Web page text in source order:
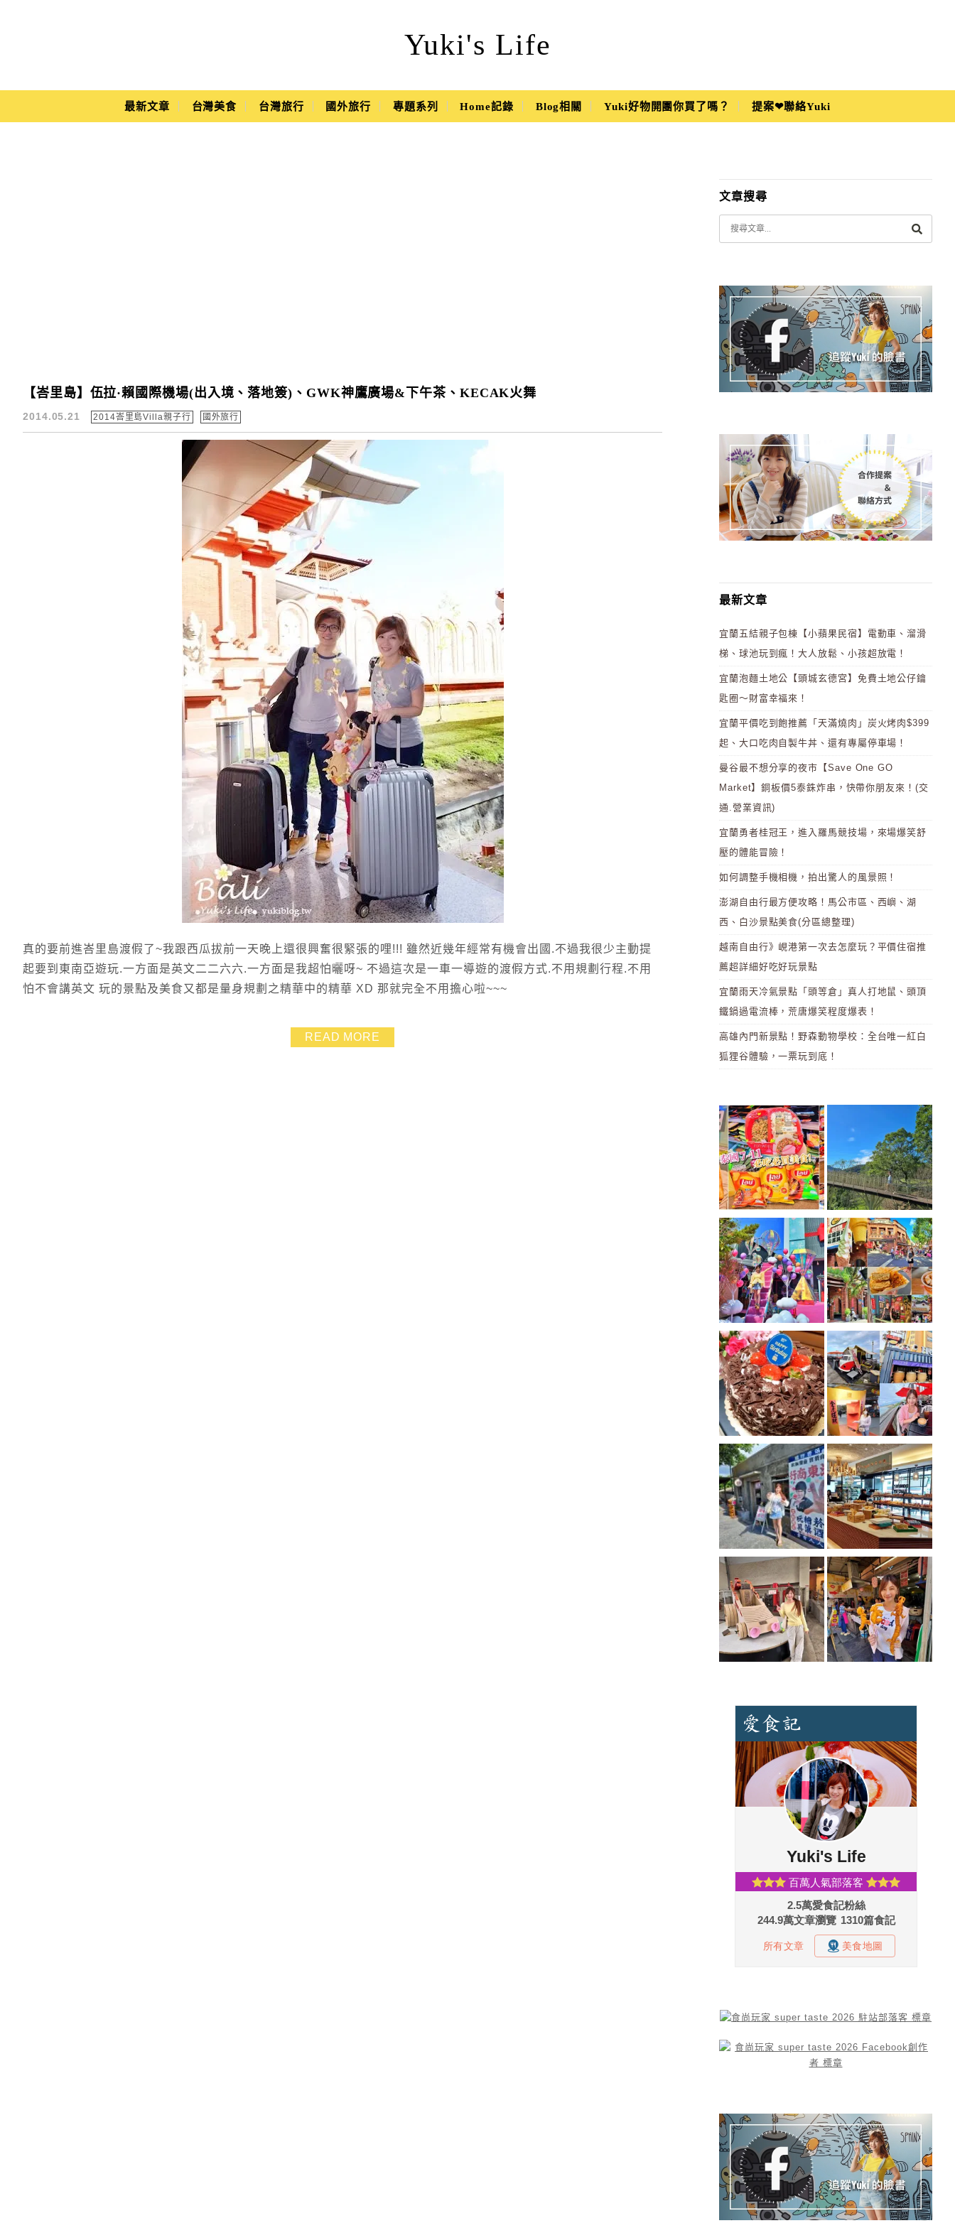
Yuki's Life
Yuki's Life
Main Menu
最新文章 台灣美食 台灣旅行 國外旅行 專題系列 Home記錄 Blog相關 Yuki好物開團你買了嗎？ 提案❤聯絡Yuki
【峇里島】伍拉·賴國際機場(出入境、落地簽)、GWK神鷹廣場&下午茶、KECAK火舞
2014.05.21 2014峇里島Villa親子行 國外旅行
真的要前進峇里島渡假了~我跟西瓜拔前一天晚上還很興奮很緊張的哩!!! 雖然近幾年經常有機會出國.不過我很少主動提
起要到東南亞遊玩.一方面是英文二二六六.一方面是我超怕曬呀~ 不過這次是一車一導遊的渡假方式.不用規劃行程.不用
怕不會講英文 玩的景點及美食又都是量身規劃之精華中的精華 XD 那就完全不用擔心啦~~~
READ MORE
文章搜尋
最新文章
宜蘭五結親子包棟【小蘋果民宿】電動車、溜滑
梯、球池玩到瘋！大人放鬆、小孩超放電！
宜蘭泡麵土地公【頭城玄德宮】免費土地公仔鑰
匙圈～財富幸福來！
宜蘭平價吃到飽推薦「天滿燒肉」炭火烤肉$399
起、大口吃肉自製牛丼、還有專屬停車場！
曼谷最不想分享的夜市【Save One GO
Market】銅板價5泰銖炸串，快帶你朋友來！(交
通.營業資訊)
宜蘭勇者桂冠王，進入羅馬競技場，來場爆笑舒
壓的體能冒險！
如何調整手機相機，拍出驚人的風景照！
澎湖自由行最方便攻略！馬公市區、西嶼、湖
西、白沙景點美食(分區總整理)
越南自由行》峴港第一次去怎麼玩？平價住宿推
薦超詳細好吃好玩景點
宜蘭雨天冷氣景點「頭等倉」真人打地鼠、頭頂
鐵鍋過電流棒，荒唐爆笑程度爆表！
高雄內門新景點！野森動物學校：全台唯一紅白
狐狸谷體驗，一票玩到底！